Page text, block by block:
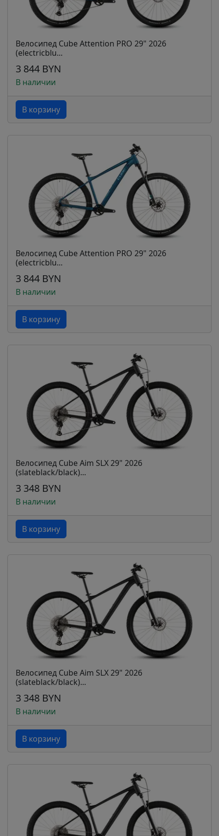
Велосипед Cube Attention PRO 29" 2026
(electricblu...
3 844 BYN
В наличии
В корзину
Велосипед Cube Attention PRO 29" 2026
(electricblu...
3 844 BYN
В наличии
В корзину
Велосипед Cube Aim SLX 29" 2026
(slateblack/black)...
3 348 BYN
В наличии
В корзину
Велосипед Cube Aim SLX 29" 2026
(slateblack/black)...
3 348 BYN
В наличии
В корзину